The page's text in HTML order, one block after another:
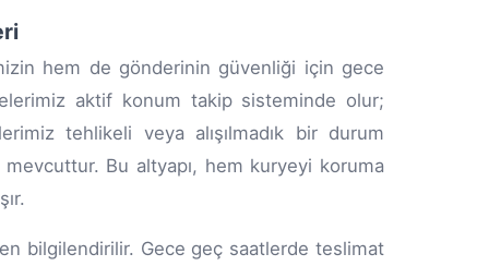
hem de gönderinin güvenliği için gece
aktif konum takip sisteminde olur;
tehlikeli veya alışılmadık bir durum
Bu altyapı, hem kuryeyi koruma
bilgilendirilir. Gece geç saatlerde teslimat